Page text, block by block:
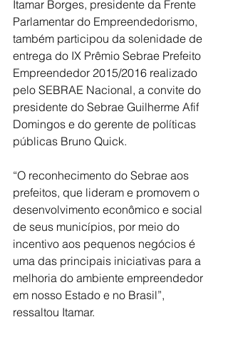
Itamar Borges, presidente da Frente
Parlamentar do Empreendedorismo,
também participou da solenidade de
entrega do IX Prêmio Sebrae Prefeito
Empreendedor 2015/2016 realizado
pelo SEBRAE Nacional, a convite do
presidente do Sebrae Guilherme Afif
Domingos e do gerente de políticas
públicas Bruno Quick.
“O reconhecimento do Sebrae aos
prefeitos, que lideram e promovem o
desenvolvimento econômico e social
de seus municípios, por meio do
incentivo aos pequenos negócios é
uma das principais iniciativas para a
melhoria do ambiente empreendedor
em nosso Estado e no Brasil”,
ressaltou Itamar.